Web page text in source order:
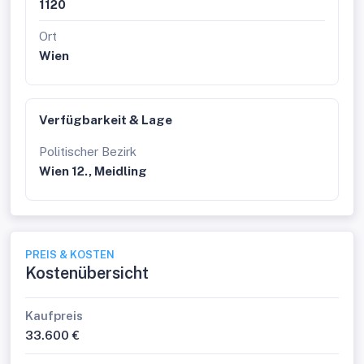
1120
Ort
Wien
Verfügbarkeit & Lage
Politischer Bezirk
Wien 12., Meidling
PREIS & KOSTEN
Kostenübersicht
Kaufpreis
33.600 €